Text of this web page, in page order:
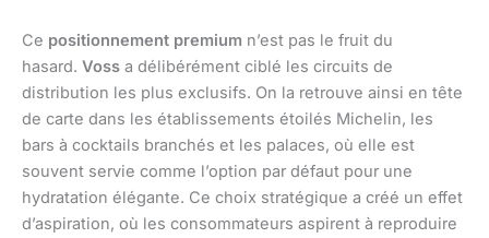
Ce positionnement premium n’est pas le fruit du
hasard. Voss a délibérément ciblé les circuits de
distribution les plus exclusifs. On la retrouve ainsi en tête
de carte dans les établissements étoilés Michelin, les
bars à cocktails branchés et les palaces, où elle est
souvent servie comme l’option par défaut pour une
hydratation élégante. Ce choix stratégique a créé un effet
d’aspiration, où les consommateurs aspirent à reproduire